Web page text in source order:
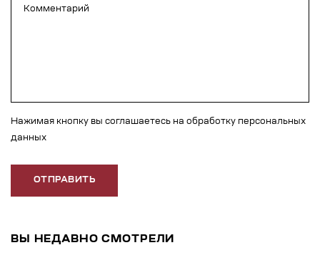
Нажимая кнопку вы соглашаетесь на обработку персональных
данных
ОТПРАВИТЬ
ВЫ НЕДАВНО СМОТРЕЛИ